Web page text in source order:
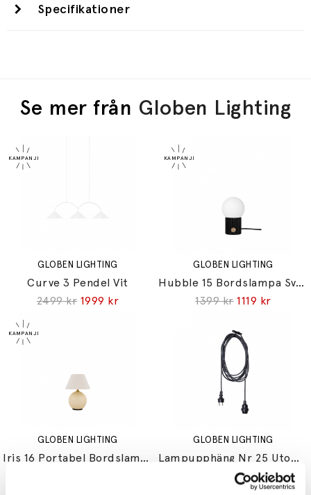
Specifikationer
Se mer från Globen Lighting
GLOBEN LIGHTING
Curve 3 Pendel Vit
2499 kr 1999 kr
GLOBEN LIGHTING
Hubble 15 Bordslampa Svart
1399 kr 1119 kr
GLOBEN LIGHTING
Iris 16 Portabel Bordslampa Creme
GLOBEN LIGHTING
Lampupphäng Nr 25 Utomhus E27 5m
399 kr